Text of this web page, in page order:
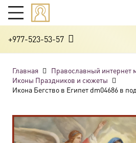
+977-523-53-57
Главная
Православный интернет
Иконы Праздников и сюжеты
Икона Бегство в Египет dm04686 в